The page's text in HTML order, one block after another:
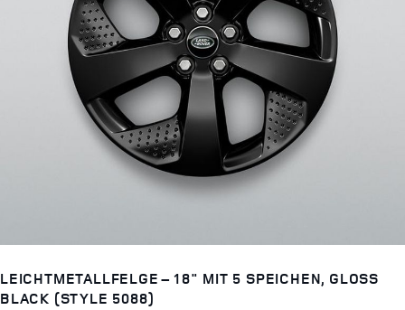
LEICHTMETALLFELGE – 18" MIT 5 SPEICHEN, GLOSS
BLACK (STYLE 5088)